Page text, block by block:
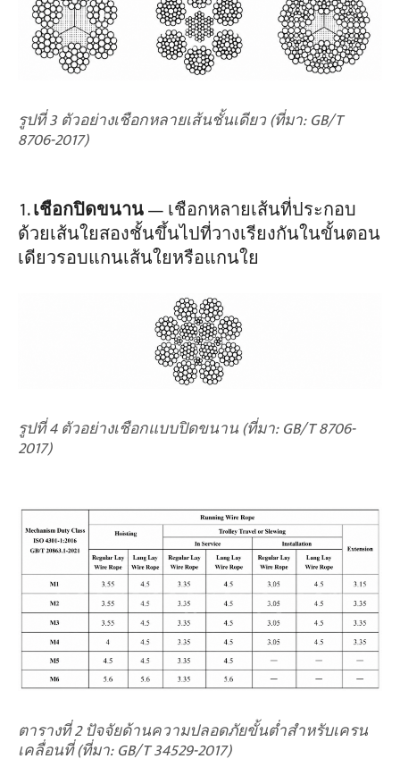
รูปที่ 3 ตัวอย่างเชือกหลายเส้นชั้นเดียว (ที่มา: GB/T
8706-2017)
เชือกปิดขนาน— เชือกหลายเส้นที่ประกอบ
ด้วยเส้นใยสองชั้นขึ้นไปที่วางเรียงกันในขั้นตอน
เดียวรอบแกนเส้นใยหรือแกนใย
รูปที่ 4 ตัวอย่างเชือกแบบปิดขนาน (ที่มา: GB/T 8706-
2017)
ตารางที่ 2 ปัจจัยด้านความปลอดภัยขั้นต่ำสำหรับเครน
เคลื่อนที่ (ที่มา: GB/T 34529-2017)